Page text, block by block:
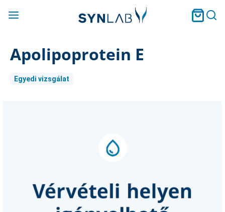
Apolipoprotein E
Egyedi vizsgálat